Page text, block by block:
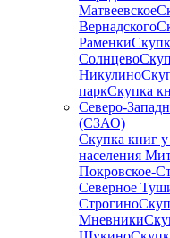
Матвеевское
Вернадского
Раменки
Солнцево
Никулино
паркСкупка
Северо-
(СЗАО)
Скупка книг
населения
Покровское-
Северное
Строгино
Мневники